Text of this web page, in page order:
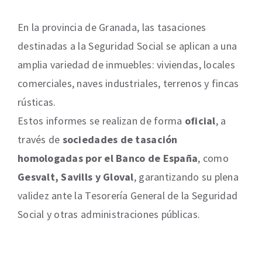
En la provincia de Granada, las tasaciones
destinadas a la Seguridad Social se aplican a una
amplia variedad de inmuebles: viviendas, locales
comerciales, naves industriales, terrenos y fincas
rústicas.
Estos informes se realizan de forma oficial, a
través de sociedades de tasación
homologadas por el Banco de España, como
Gesvalt, Savills y Gloval, garantizando su plena
validez ante la Tesorería General de la Seguridad
Social y otras administraciones públicas.